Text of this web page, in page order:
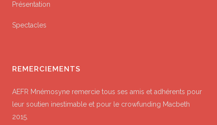
Présentation
Spectacles
REMERCIEMENTS
AEFR Mnémosyne remercie tous ses amis et adhérents pour
leur soutien inestimable et pour le crowfunding Macbeth
2015.